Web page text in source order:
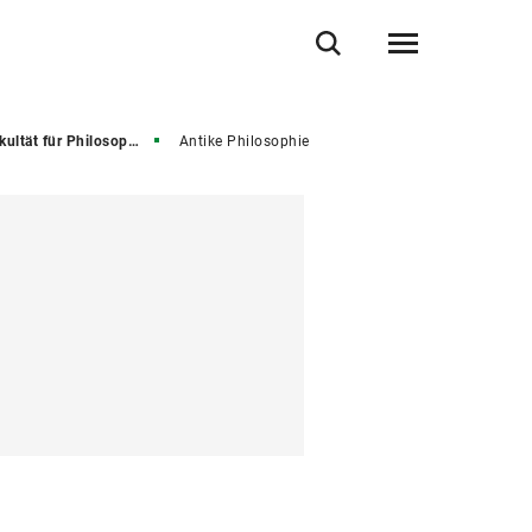
Wissenschaftstheorie und Religionswissenschaft Antike Philosophie